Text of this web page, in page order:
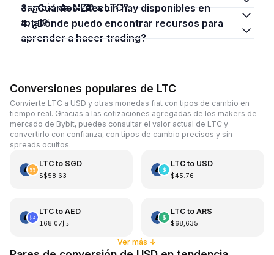
cambio de NZD a LTC?
3. ¿Cuántos Litecoin hay disponibles en
total?
4. ¿Dónde puedo encontrar recursos para
aprender a hacer trading?
Conversiones populares de LTC
Convierte LTC a USD y otras monedas fiat con tipos de cambio en
tiempo real. Gracias a las cotizaciones agregadas de los makers de
mercado de Bybit, puedes consultar el valor actual de LTC y
convertirlo con confianza, con tipos de cambio precisos y sin
spreads ocultos.
LTCto SGD
S$58.63
LTCto USD
$45.76
LTCto AED
د.إ168.07
LTCto ARS
$68,635
Ver más ↓